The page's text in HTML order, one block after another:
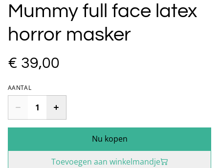
Mummy full face latex
horror masker
€ 39,00
AANTAL
Nu kopen
Toevoegen aan winkelmandje